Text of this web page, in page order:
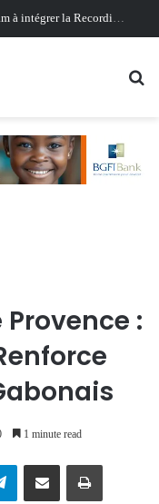
Oligui Nguema au Ghana : Libreville mise sur Accra pour renforcer sa stratégie diplomatique et économique
:
1 minute read
TelegramShare via Email Print